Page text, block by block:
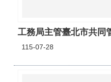
115-07-28